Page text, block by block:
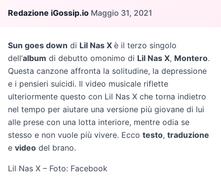
Redazione iGossip.io·Maggio 31, 2021
Sun goes down di Lil Nas X è il terzo singolo
dell’album di debutto omonimo di Lil Nas X, Montero.
Questa canzone affronta la solitudine, la depressione
e i pensieri suicidi. Il video musicale riflette
ulteriormente questo con Lil Nas X che torna indietro
nel tempo per aiutare una versione più giovane di lui
alle prese con una lotta interiore, mentre odia se
stesso e non vuole più vivere. Ecco testo, traduzione
e video del brano.
Lil Nas X – Foto: Facebook